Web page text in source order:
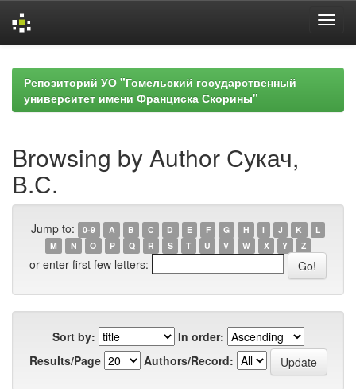
navigationРепозиторий УО "Гомельский государственный
университет имени Франциска Скорины"
Browsing by Author Сукач,
В.С.
Jump to: 0-9 A B C D E F G H I J K
L
M
N O P Q R S T U V W X Y Z
or enter first few letters:
Sort by:
In order:
Results/Page
Authors/Record: